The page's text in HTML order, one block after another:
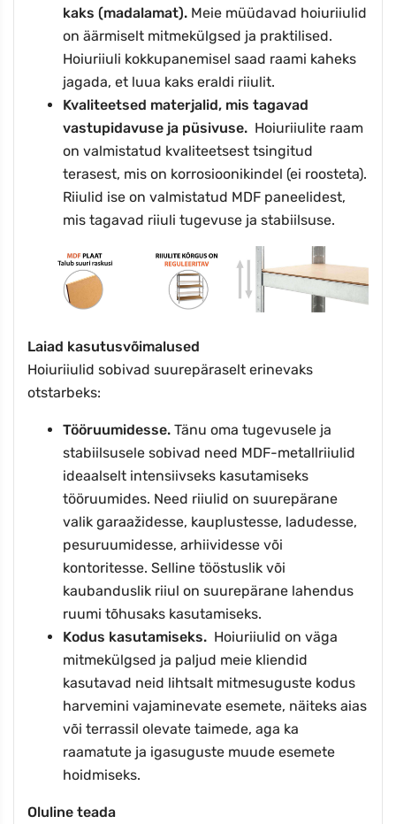
kaks (madalamat). Meie müüdavad hoiuriiulid
on äärmiselt mitmekülgsed ja praktilised.
Hoiuriiuli kokkupanemisel saad raami kaheks
jagada, et luua kaks eraldi riiulit.
Kvaliteetsed materjalid, mis tagavad
vastupidavuse ja püsivuse. Hoiuriiulite raam
on valmistatud kvaliteetsest tsingitud
terasest, mis on korrosioonikindel (ei roosteta).
Riiulid ise on valmistatud MDF paneelidest,
mis tagavad riiuli tugevuse ja stabiilsuse.
Laiad kasutusvõimalused
Hoiuriiulid sobivad suurepäraselt erinevaks
otstarbeks:
Tööruumidesse. Tänu oma tugevusele ja
stabiilsusele sobivad need MDF-metallriiulid
ideaalselt intensiivseks kasutamiseks
tööruumides. Need riiulid on suurepärane
valik garaažidesse, kauplustesse, ladudesse,
pesuruumidesse, arhiividesse või
kontoritesse. Selline tööstuslik või
kaubanduslik riiul on suurepärane lahendus
ruumi tõhusaks kasutamiseks.
Kodus kasutamiseks. Hoiuriiulid on väga
mitmekülgsed ja paljud meie kliendid
kasutavad neid lihtsalt mitmesuguste kodus
harvemini vajaminevate esemete, näiteks aias
või terrassil olevate taimede, aga ka
raamatute ja igasuguste muude esemete
hoidmiseks.
Oluline teada